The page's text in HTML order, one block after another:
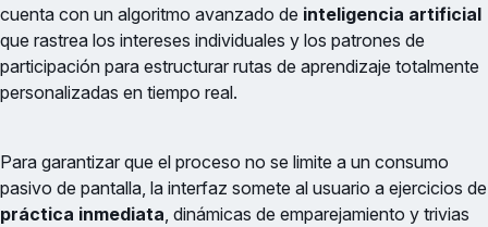
cuenta con un algoritmo avanzado de inteligencia artificial
que rastrea los intereses individuales y los patrones de
participación para estructurar rutas de aprendizaje totalmente
personalizadas en tiempo real.
Para garantizar que el proceso no se limite a un consumo
pasivo de pantalla, la interfaz somete al usuario a ejercicios de
práctica inmediata , dinámicas de emparejamiento y trivias